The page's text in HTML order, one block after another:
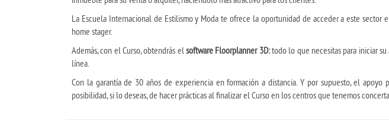
La Escuela Internacional de Estilismo y Moda te ofrece la oportunidad de acceder a este
home stager.
Además, con el Curso, obtendrás el software Floorplanner 3D:todo lo que necesitas para iniciar
línea.
Con la garantía de 30 años de experiencia en formación a distancia. Y por supuesto, el
posibilidad, si lo deseas, de hacer prácticas al finalizar el Curso en los centros que tenemos